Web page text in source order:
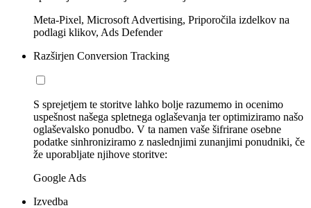
Meta-Pixel, Microsoft Advertising, Priporočila izdelkov na
podlagi klikov, Ads Defender
Razširjen Conversion Tracking
S sprejetjem te storitve lahko bolje razumemo in ocenimo
uspešnost našega spletnega oglaševanja ter optimiziramo našo
oglaševalsko ponudbo. V ta namen vaše šifrirane osebne
podatke sinhroniziramo z naslednjimi zunanjimi ponudniki, če
že uporabljate njihove storitve:
Google Ads
Izvedba